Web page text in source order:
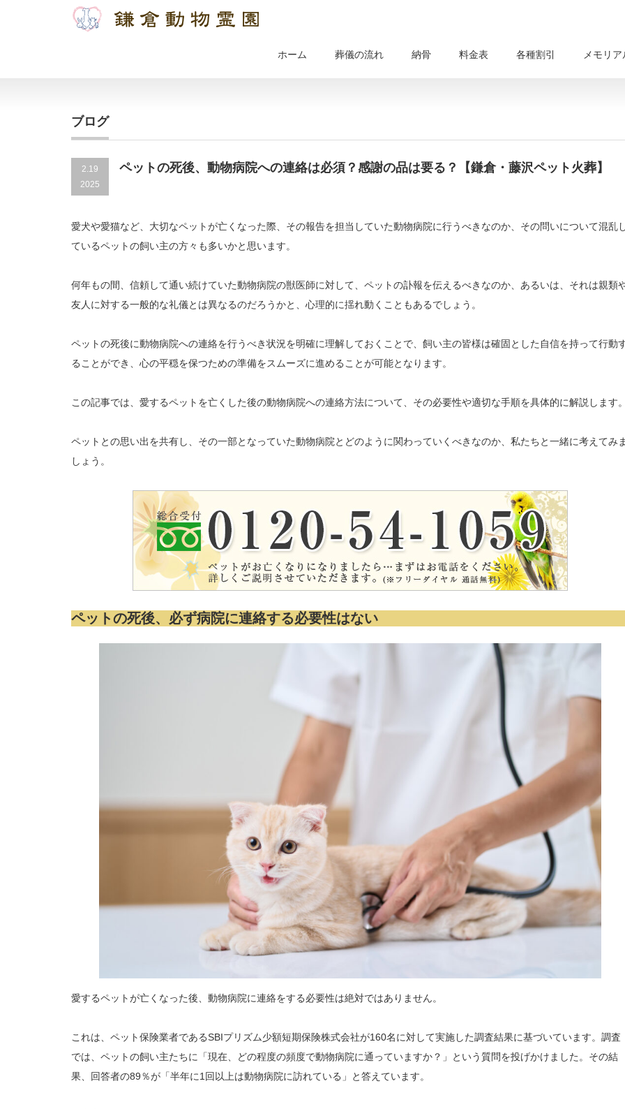
ホーム 葬儀の流れ 納骨 料金表 各種割引 メモリ
ブログ
2.19
2025
ペットの死後、動物病院への連絡は必須？感謝の品は要る？【鎌倉・藤沢ペット火葬】
愛犬や愛猫など、大切なペットが亡くなった際、その報告を担当していた動物病院に行うべきなのか、その問いについて混乱
ているペットの飼い主の方々も多いかと思います。
何年もの間、信頼して通い続けていた動物病院の獣医師に対して、ペットの訃報を伝えるべきなのか、あるいは、それは親類
友人に対する一般的な礼儀とは異なるのだろうかと、心理的に揺れ動くこともあるでしょう。
ペットの死後に動物病院への連絡を行うべき状況を明確に理解しておくことで、飼い主の皆様は確固とした自信を持って行動
ることができ、心の平穏を保つための準備をスムーズに進めることが可能となります。
この記事では、愛するペットを亡くした後の動物病院への連絡方法について、その必要性や適切な手順を具体的に解説します。
ペットとの思い出を共有し、その一部となっていた動物病院とどのように関わっていくべきなのか、私たちと一緒に考えてみま
しょう。
ペットの死後、必ず病院に連絡する必要性はない
愛するペットが亡くなった後、動物病院に連絡をする必要性は絶対ではありません。
これは、ペット保険業者であるSBIプリズム少額短期保険株式会社が160名に対して実施した調査結果に基づいています。調査
では、ペットの飼い主たちに「現在、どの程度の頻度で動物病院に通っていますか？」という質問を投げかけました。その結
果、回答者の89％が「半年に1回以上は動物病院に訪れている」と答えています。